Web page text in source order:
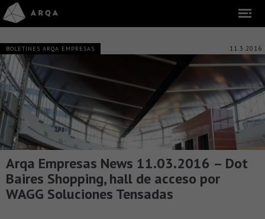
BOLETINES ARQA EMPRESAS 11.3.2016
Arqa Empresas News 11.03.2016 – Dot
Baires Shopping, hall de acceso por
WAGG Soluciones Tensadas